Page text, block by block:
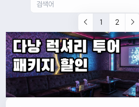
1 2